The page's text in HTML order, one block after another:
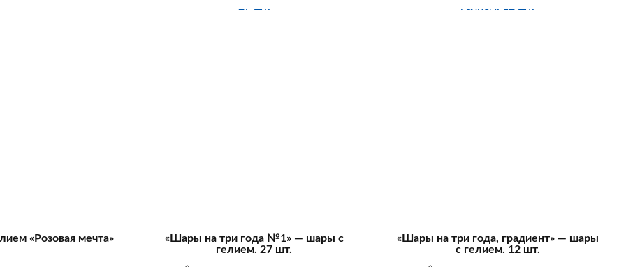
«Розовая мечта»
«Шары на три года №1» — шары с
гелием. 27 шт.
«Шары на три года, градиент» — шары
с гелием. 12 шт.